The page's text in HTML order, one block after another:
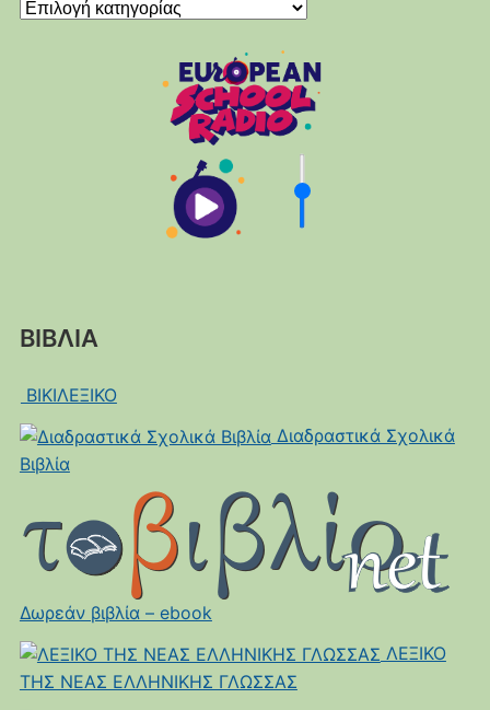
Kατηγορίες
ΒΙΒΛΙΑ
ΒΙΚΙΛΕΞΙΚΟ
Διαδραστικά Σχολικά
Βιβλία
Δωρεάν βιβλία – ebook
ΛΕΞΙΚΟ
ΤΗΣ ΝΕΑΣ ΕΛΛΗΝΙΚΗΣ ΓΛΩΣΣΑΣ